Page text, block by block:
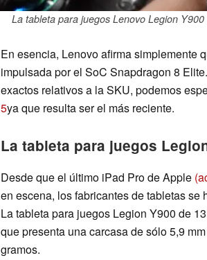
La tableta para juegos Lenovo Legion
En esencia, Lenovo afirma simplemente
impulsada por el SoC Snapdragon 8
exactos relativos a la SKU, podemos
5ya que resulta ser el más reciente.
La tableta para juegos
Desde que el último iPad Pro de Apple
en escena, los fabricantes de tabletas
La tableta para juegos Legion Y900 de
que presenta una carcasa de sólo 5,9
gramos.